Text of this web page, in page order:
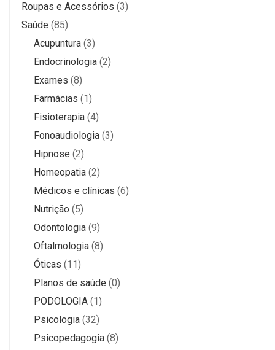
Roupas e Acessórios (3)
Saúde (85)
Acupuntura (3)
Endocrinologia (2)
Exames (8)
Farmácias (1)
Fisioterapia (4)
Fonoaudiologia (3)
Hipnose (2)
Homeopatia (2)
Médicos e clínicas (6)
Nutrição (5)
Odontologia (9)
Oftalmologia (8)
Óticas (11)
Planos de saúde (0)
PODOLOGIA (1)
Psicologia (32)
Psicopedagogia (8)